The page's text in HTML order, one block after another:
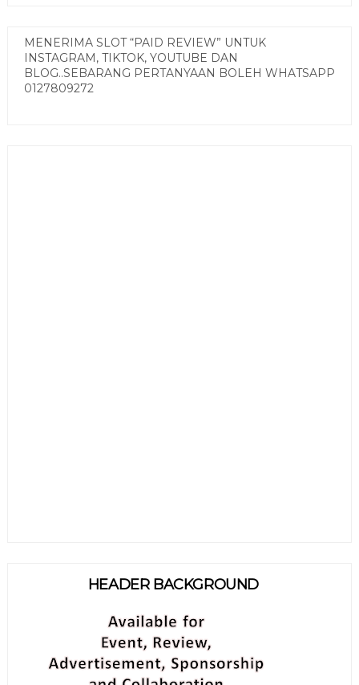
MENERIMA SLOT “PAID REVIEW” UNTUK
INSTAGRAM, TIKTOK, YOUTUBE DAN
BLOG..SEBARANG PERTANYAAN BOLEH WHATSAPP
0127809272
HEADER BACKGROUND